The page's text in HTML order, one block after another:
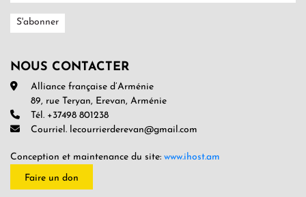
NOUS CONTACTER
Alliance française d’Arménie
89, rue Teryan, Erevan, Arménie
Tél. +37498 801238
Courriel. lecourrierderevan@gmail.com
Conception et maintenance du site: www.ihost.am
Faire un don